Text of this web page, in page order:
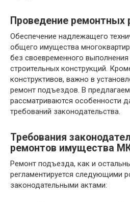
Проведение ремонтных
Обеспечение надлежащего
общего имущества
без своевременного
строительных конструкций.
конструктивов, важно в
ремонт подъездов. В
рассматриваются особенности
требований законодательства.
Требования
ремонтов имущества
Ремонт подъезда, как и
регламентируется следующими
законодательными актами: